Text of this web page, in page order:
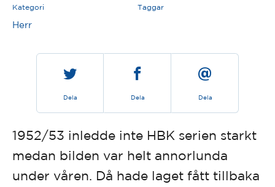
Kategori
Herr
Taggar
Dela Dela Dela
1952/53 inledde inte HBK serien starkt
medan bilden var helt annorlunda
under våren. Då hade laget fått tillbaka